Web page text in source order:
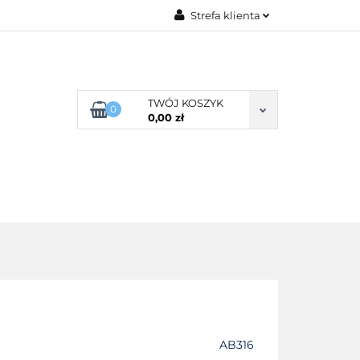
Strefa klienta
Dodaj zgłoszenie
0
TWÓJ KOSZYK
0,00 zł
AB316